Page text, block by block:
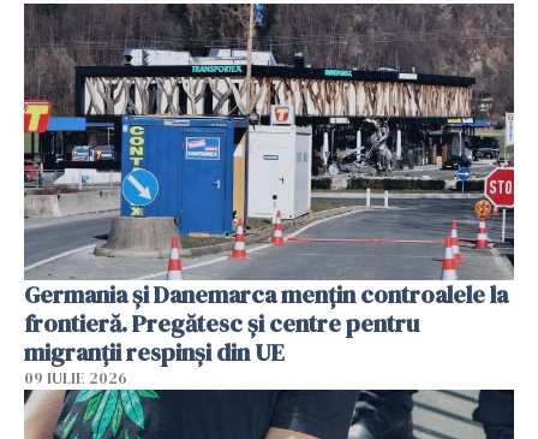
Germania și Danemarca mențin controalele la
frontieră. Pregătesc și centre pentru
migranții respinși din UE
09 IULIE 2026